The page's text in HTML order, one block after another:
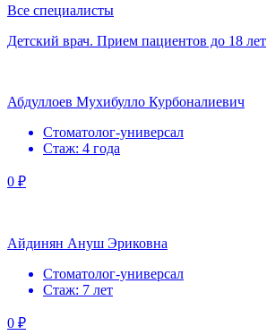
Все специалисты
Детский врач. Прием пациентов до 18 лет
Абдуллоев Мухибулло Курбоналиевич
Стоматолог-универсал
Стаж: 4 года
0 ₽
Айдинян Ануш Эриковна
Стоматолог-универсал
Стаж: 7 лет
0 ₽